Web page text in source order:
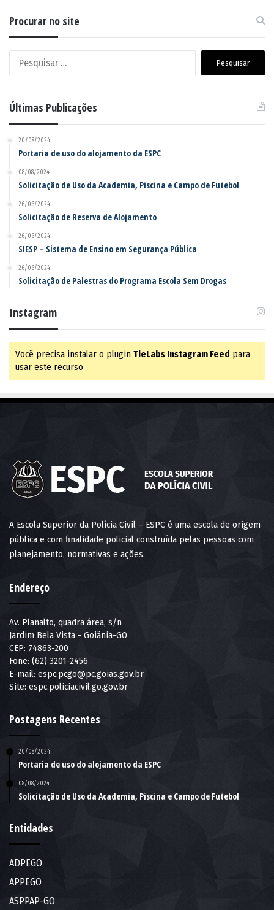
Procurar no site
Últimas Publicações
20/08/2024
Portaria de uso do alojamento da ESPC
08/08/2024
Solicitação de Uso da Academia, Piscina e Campo de Futebol
26/06/2024
Solicitação de Reserva de Alojamento
26/06/2024
SIESP – Sistema de Ensino em Segurança Pública
26/06/2024
Solicitação de Palestras do Programa Escola Sem Drogas
Instagram
Você precisa instalar o plugin TieLabs Instagram Feed para
usar este recurso
A Escola Superior da Polícia Civil – ESPC é uma escola de origem
pública e com finalidade policial construída pelas pessoas com
planejamento, normativas e ações.
Endereço
Av. Planalto, quadra área, s/n
Jardim Bela Vista - Goiânia-GO
CEP: 74863-200
Fone: (62) 3201-2456
E-mail: espc.pcgo@pc.goias.gov.br
Site: espc.policiacivil.go.gov.br
Postagens Recentes
20/08/2024
Portaria de uso do alojamento da ESPC
08/08/2024
Solicitação de Uso da Academia, Piscina e Campo de Futebol
Entidades
ADPEGO
APPEGO
ASPPAP-GO